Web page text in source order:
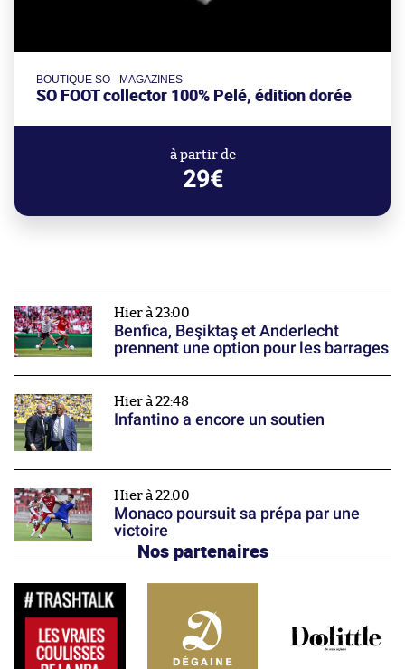
BOUTIQUE SO - MAGAZINES
SO FOOT collector 100% Pelé, édition dorée
à partir de
29€
Hier à 23:00
Benfica, Beşiktaş et Anderlecht
prennent une option pour les barrages
Hier à 22:48
Infantino a encore un soutien
Hier à 22:00
Monaco poursuit sa prépa par une
victoire
Nos partenaires